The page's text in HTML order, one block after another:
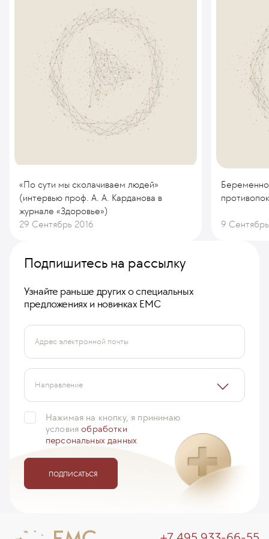
«По сути мы сколачиваем людей»
(интервью проф. А. А. Карданова в
журнале «Здоровье»)
29 Сентябрь 2016
9
Подпишитесь на рассылку
Узнайте раньше других о специальных
предложениях и новинках ЕМС
Адрес электронной почты
Направление
Нажимая на кнопку, я принимаю
условияобработки
персональных данных
ПОДПИСАТЬСЯ